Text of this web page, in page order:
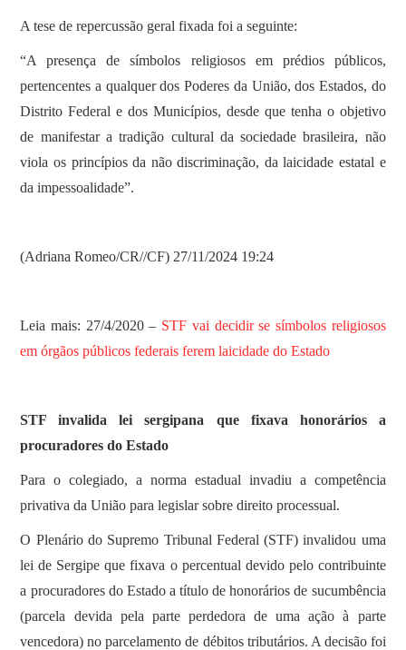
A tese de repercussão geral fixada foi a seguinte:
“A presença de símbolos religiosos em prédios públicos,
pertencentes a qualquer dos Poderes da União, dos Estados, do
Distrito Federal e dos Municípios, desde que tenha o objetivo
de manifestar a tradição cultural da sociedade brasileira, não
viola os princípios da não discriminação, da laicidade estatal e
da impessoalidade”.
(Adriana Romeo/CR//CF) 27/11/2024 19:24
Leia mais: 27/4/2020 – STF vai decidir se símbolos religiosos
em órgãos públicos federais ferem laicidade do Estado
STF invalida lei sergipana que fixava honorários a
procuradores do Estado
Para o colegiado, a norma estadual invadiu a competência
privativa da União para legislar sobre direito processual.
O Plenário do Supremo Tribunal Federal (STF) invalidou uma
lei de Sergipe que fixava o percentual devido pelo contribuinte
a procuradores do Estado a título de honorários de sucumbência
(parcela devida pela parte perdedora de uma ação à parte
vencedora) no parcelamento de débitos tributários. A decisão foi